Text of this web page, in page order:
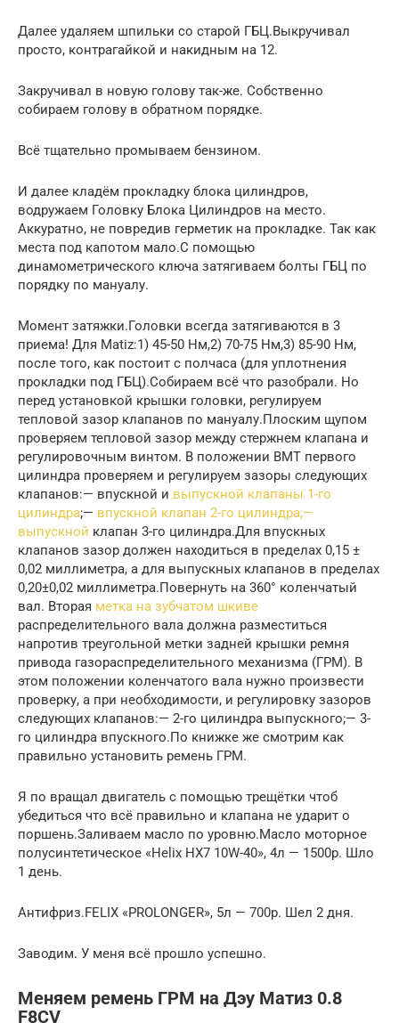
Далее удаляем шпильки со старой ГБЦ.Выкручивал
просто, контрагайкой и накидным на 12.
Закручивал в новую голову так-же. Собственно
собираем голову в обратном порядке.
Всё тщательно промываем бензином.
И далее кладём прокладку блока цилиндров,
водружаем Головку Блока Цилиндров на место.
Аккуратно, не повредив герметик на прокладке. Так как
места под капотом мало.С помощью
динамометрического ключа затягиваем болты ГБЦ по
порядку по мануалу.
Момент затяжки.Головки всегда затягиваются в 3
приема! Для Matiz:1) 45-50 Нм,2) 70-75 Нм,3) 85-90 Нм,
после того, как постоит с полчаса (для уплотнения
прокладки под ГБЦ).Собираем всё что разобрали. Но
перед установкой крышки головки, регулируем
тепловой зазор клапанов по мануалу.Плоским щупом
проверяем тепловой зазор между стержнем клапана и
регулировочным винтом. В положении ВМТ первого
цилиндра проверяем и регулируем зазоры следующих
клапанов:— впускной и выпускной клапаны 1-го
цилиндра;— впускной клапан 2-го цилиндра;—
выпускной клапан 3-го цилиндра.Для впускных
клапанов зазор должен находиться в пределах 0,15 ±
0,02 миллиметра, а для выпускных клапанов в пределах
0,20±0,02 миллиметра.Повернуть на 360° коленчатый
вал. Вторая метка на зубчатом шкиве
распределительного вала должна разместиться
напротив треугольной метки задней крышки ремня
привода газораспределительного механизма (ГРМ). В
этом положении коленчатого вала нужно произвести
проверку, а при необходимости, и регулировку зазоров
следующих клапанов:— 2-го цилиндра выпускного;— 3-
го цилиндра впускного.По книжке же смотрим как
правильно установить ремень ГРМ.
Я по вращал двигатель с помощью трещётки чтоб
убедиться что всё правильно и клапана не ударит о
поршень.Заливаем масло по уровню.Масло моторное
полусинтетическое «Helix HX7 10W-40», 4л — 1500р. Шло
1 день.
Антифриз.FELIX «PROLONGER», 5л — 700р. Шел 2 дня.
Заводим. У меня всё прошло успешно.
Меняем ремень ГРМ на Дэу Матиз 0.8
F8CV